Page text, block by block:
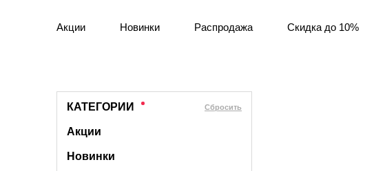
Акции Новинки Распродажа Скидка до 10%
КАТЕГОРИИ Cбросить
Акции
Новинки